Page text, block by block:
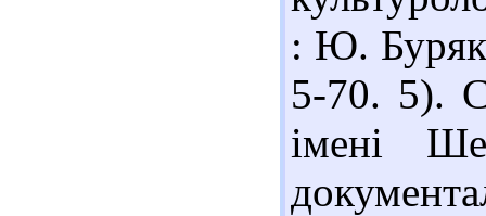
: Ю. Буряк
5-70. 5).
імені